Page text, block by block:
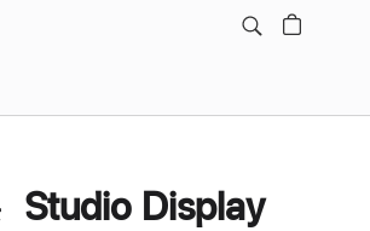
Studio Display